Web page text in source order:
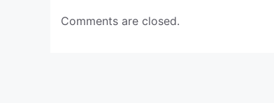
Comments are closed.